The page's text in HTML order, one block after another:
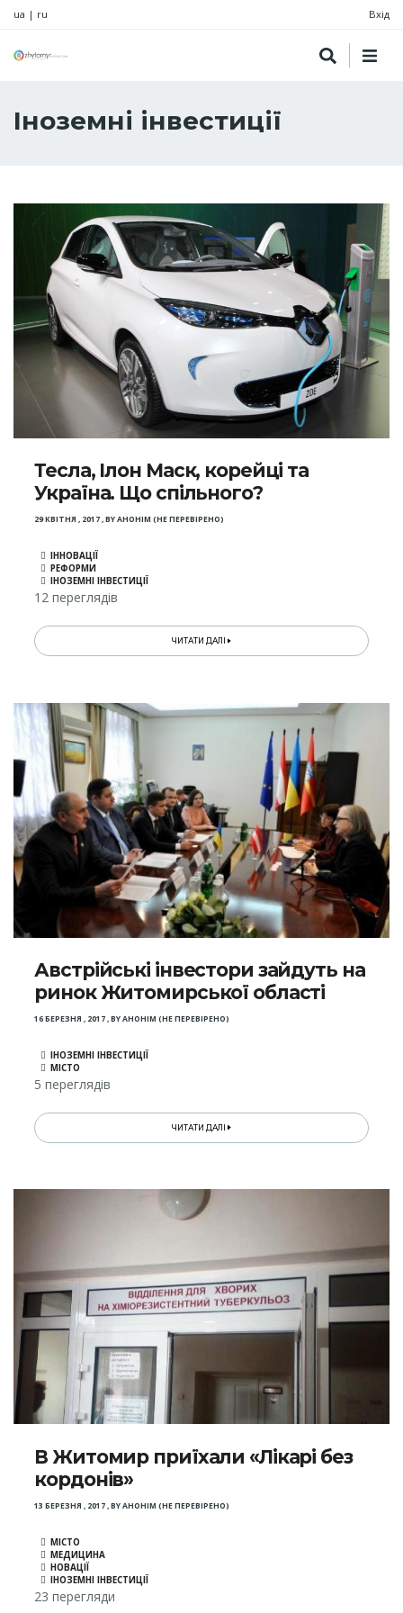
ua | ru Вхід
Іноземні інвестиції
Тесла, Ілон Маск, корейці та
Україна. Що спільного?
29 КВІТНЯ , 2017,BYАНОНІМ (НЕ ПЕРЕВІРЕНО)
ІННОВАЦІЇ
РЕФОРМИ
ІНОЗЕМНІ ІНВЕСТИЦІЇ
12 переглядів
ЧИТАТИ ДАЛІ
Австрійські інвестори зайдуть на
ринок Житомирської області
16 БЕРЕЗНЯ , 2017,BYАНОНІМ (НЕ ПЕРЕВІРЕНО)
ІНОЗЕМНІ ІНВЕСТИЦІЇ
МІСТО
5 переглядів
ЧИТАТИ ДАЛІ
В Житомир приїхали «Лікарі без
кордонів»
13 БЕРЕЗНЯ , 2017,BYАНОНІМ (НЕ ПЕРЕВІРЕНО)
МІСТО
МЕДИЦИНА
НОВАЦІЇ
ІНОЗЕМНІ ІНВЕСТИЦІЇ
23 перегляди